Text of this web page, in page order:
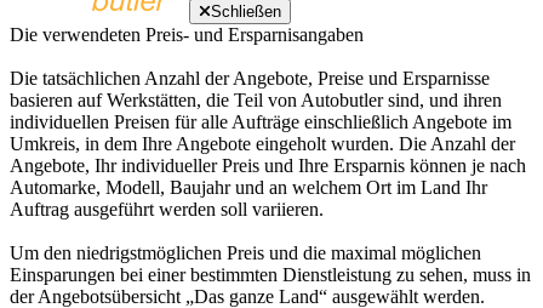
Schließen
Die verwendeten Preis- und Ersparnisangaben
Die tatsächlichen Anzahl der Angebote, Preise und Ersparnisse
basieren auf Werkstätten, die Teil von Autobutler sind, und ihren
individuellen Preisen für alle Aufträge einschließlich Angebote im
Umkreis, in dem Ihre Angebote eingeholt wurden. Die Anzahl der
Angebote, Ihr individueller Preis und Ihre Ersparnis können je nach
Automarke, Modell, Baujahr und an welchem Ort im Land Ihr
Auftrag ausgeführt werden soll variieren.
Um den niedrigstmöglichen Preis und die maximal möglichen
Einsparungen bei einer bestimmten Dienstleistung zu sehen, muss in
der Angebotsübersicht „Das ganze Land“ ausgewählt werden.